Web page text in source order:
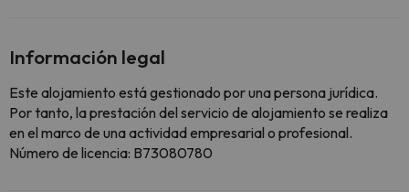
Información legal
Este alojamiento está gestionado por una persona jurídica.
Por tanto, la prestación del servicio de alojamiento se realiza
en el marco de una actividad empresarial o profesional.
Número de licencia: B73080780